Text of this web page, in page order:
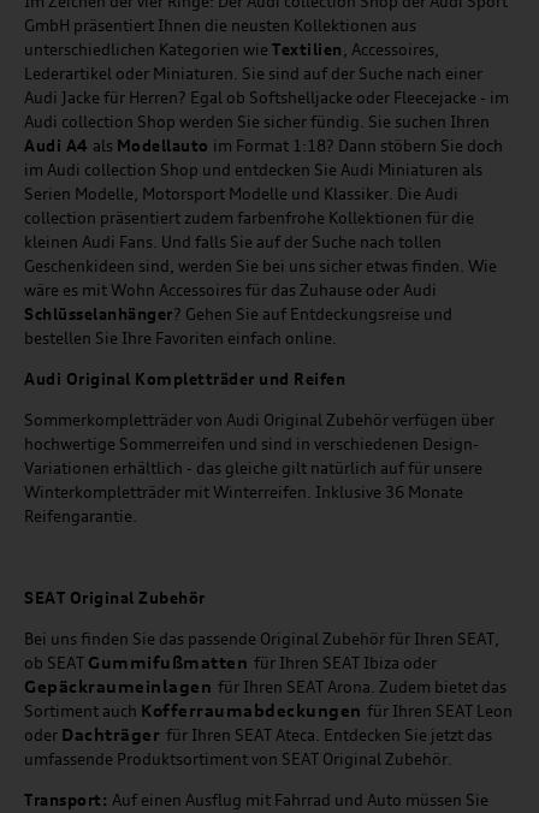
GmbH präsentiert Ihnen die neusten Kollektionen aus
unterschiedlichen Kategorien wie Textilien, Accessoires,
Lederartikel oder Miniaturen. Sie sind auf der Suche nach einer
Audi Jacke für Herren? Egal ob Softshelljacke oder Fleecejacke - im
Audi collection Shop werden Sie sicher fündig. Sie suchen Ihren
Audi A4 als Modellauto im Format 1:18? Dann stöbern Sie doch
im Audi collection Shop und entdecken Sie Audi Miniaturen als
Serien Modelle, Motorsport Modelle und Klassiker. Die Audi
collection präsentiert zudem farbenfrohe Kollektionen für die
kleinen Audi Fans. Und falls Sie auf der Suche nach tollen
Geschenkideen sind, werden Sie bei uns sicher etwas finden. Wie
wäre es mit Wohn Accessoires für das Zuhause oder Audi
Schlüsselanhänger? Gehen Sie auf Entdeckungsreise und
bestellen Sie Ihre Favoriten einfach online.
Audi Original Kompletträder und Reifen
Sommerkompletträder von Audi Original Zubehör verfügen über
hochwertige Sommerreifen und sind in verschiedenen Design-
Variationen erhältlich - das gleiche gilt natürlich auf für unsere
Winterkompletträder mit Winterreifen. Inklusive 36 Monate
Reifengarantie.
SEAT Original Zubehör
Bei uns finden Sie das passende Original Zubehör für Ihren SEAT,
ob SEAT Gummifußmatten für Ihren SEAT Ibiza oder
Gepäckraumeinlagen für Ihren SEAT Arona. Zudem bietet das
Sortiment auch Kofferraumabdeckungen für Ihren SEAT Leon
oder Dachträger für Ihren SEAT Ateca. Entdecken Sie jetzt das
umfassende Produktsortiment von SEAT Original Zubehör.
Transport: Auf einen Ausflug mit Fahrrad und Auto müssen Sie